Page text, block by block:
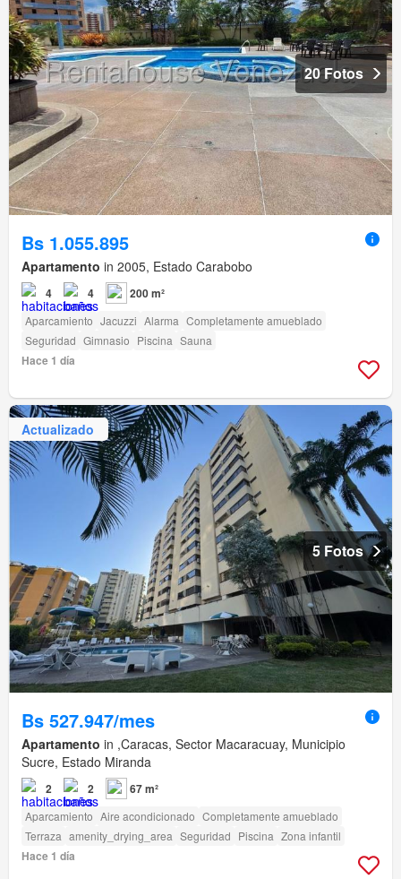
20 Fotos
Bs 1.055.895
Apartamento in 2005, Estado Carabobo
4 4 200 m²
Aparcamiento Jacuzzi Alarma Completamente amueblado
Seguridad Gimnasio Piscina Sauna
Hace 1 día
Actualizado
5 Fotos
Bs 527.947/mes
Apartamento in ,Caracas, Sector Macaracuay, Municipio
Sucre, Estado Miranda
2 2 67 m²
Aparcamiento Aire acondicionado Completamente amueblado
Terraza amenity_drying_area Seguridad Piscina Zona infantil
Hace 1 día